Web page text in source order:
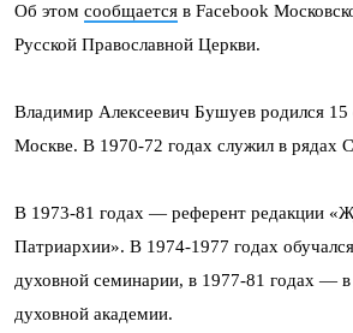
Об этом сообщается в Facebook
Русской Православной Церкви.
Владимир Алексеевич Бушуев родился 15
Москве. В 1970-72 годах служил в рядах
В 1973-81 годах — референт редакции
Патриархии». В 1974-1977 годах
духовной семинарии, в 1977-81 годах —
духовной академии.